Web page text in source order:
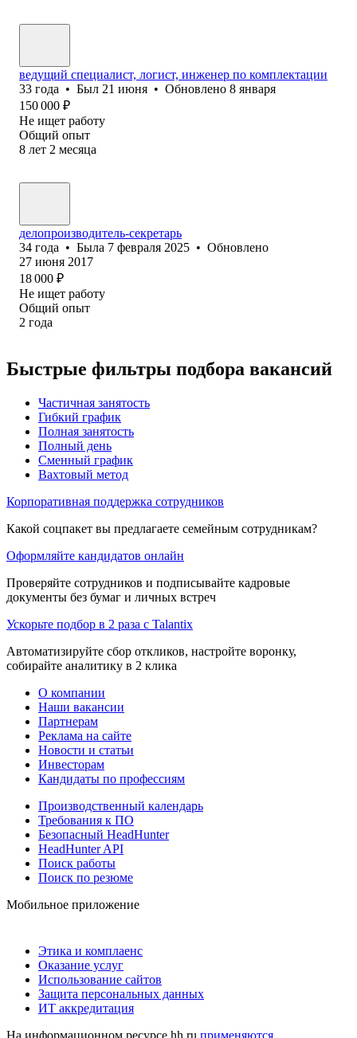
ведущий специалист, логист, инженер по комплектации
33 года • Был 21 июня • Обновлено 8 января
150 000 ₽
Не ищет работу
Общий опыт
8 лет 2 месяца
делопроизводитель-секретарь
34 года • Была 7 февраля 2025 • Обновлено
27 июня 2017
18 000 ₽
Не ищет работу
Общий опыт
2 года
Быстрые фильтры подбора вакансий
Частичная занятость
Гибкий график
Полная занятость
Полный день
Сменный график
Вахтовый метод
Корпоративная поддержка сотрудников
Какой соцпакет вы предлагаете семейным сотрудникам?
Оформляйте кандидатов онлайн
Проверяйте сотрудников и подписывайте кадровые
документы без бумаг и личных встреч
Ускорьте подбор в 2 раза с Talantix
Автоматизируйте сбор откликов, настройте воронку,
собирайте аналитику в 2 клика
О компании
Наши вакансии
Партнерам
Реклама на сайте
Новости и статьи
Инвесторам
Кандидаты по профессиям
Производственный календарь
Требования к ПО
Безопасный HeadHunter
HeadHunter API
Поиск работы
Поиск по резюме
Мобильное приложение
Этика и комплаенс
Оказание услуг
Использование сайтов
Защита персональных данных
ИТ аккредитация
На информационном ресурсе hh.ru применяются